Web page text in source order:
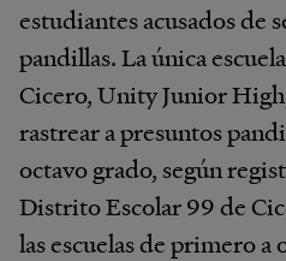
estudiantes acusados de
pandillas. La única
Cicero, Unity Junior
rastrear a presuntos
octavo grado, según
Distrito Escolar 99 de
las escuelas de primero a